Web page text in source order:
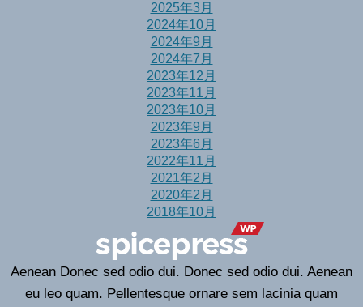
2025年3月
2024年10月
2024年9月
2024年7月
2023年12月
2023年11月
2023年10月
2023年9月
2023年6月
2022年11月
2021年2月
2020年2月
2018年10月
Aenean Donec sed odio dui. Donec sed odio dui. Aenean
eu leo quam. Pellentesque ornare sem lacinia quam